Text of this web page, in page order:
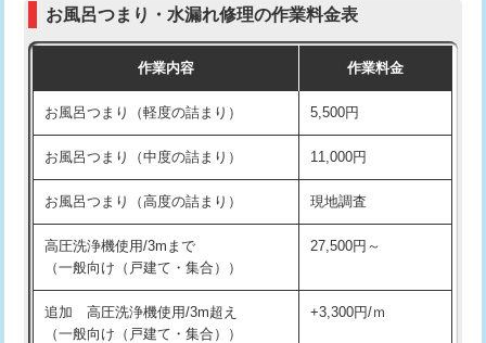
交換・取付（普通便座） 11,000円+材料費
交換・取付（温水洗浄便座） 16,500円+材料費
交換・取付(単水栓（壁付・デッキ
式）)
13,200円+材料費
交換・取付(混合水栓（壁付・デッキ
式・ワンホール）)
16,500円+材料費
交換・取付(排水栓・排水トラップ
（P/S/ポップアップ））
22,000円+材料費
交換・取付（その他部品） 11,000円+材料費
お風呂つまり・水漏れ修理の作業料金表
作業内容 作業料金
お風呂つまり（軽度の詰まり） 5,500円
お風呂つまり（中度の詰まり） 11,000円
お風呂つまり（高度の詰まり） 現地調査
高圧洗浄機使用/3mまで
（一般向け（戸建て・集合））
27,500円～
追加 高圧洗浄機使用/3m超え
（一般向け（戸建て・集合））
+3,300円/ｍ